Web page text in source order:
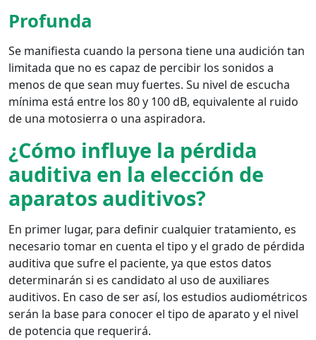
Profunda
Se manifiesta cuando la persona tiene una audición tan
limitada que no es capaz de percibir los sonidos a
menos de que sean muy fuertes. Su nivel de escucha
mínima está entre los 80 y 100 dB, equivalente al ruido
de una motosierra o una aspiradora.
¿Cómo influye la pérdida
auditiva en la elección de
aparatos auditivos?
En primer lugar, para definir cualquier tratamiento, es
necesario tomar en cuenta el tipo y el grado de pérdida
auditiva que sufre el paciente, ya que estos datos
determinarán si es candidato al uso de auxiliares
auditivos. En caso de ser así, los estudios audiométricos
serán la base para conocer el tipo de aparato y el nivel
de potencia que requerirá.